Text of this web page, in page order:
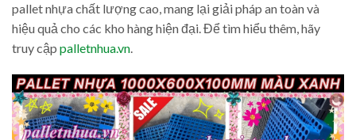
pallet nhựa chất lượng cao, mang lại giải pháp an toàn và
hiệu quả cho các kho hàng hiện đại. Để tìm hiểu thêm, hãy
truy cập palletnhua.vn.